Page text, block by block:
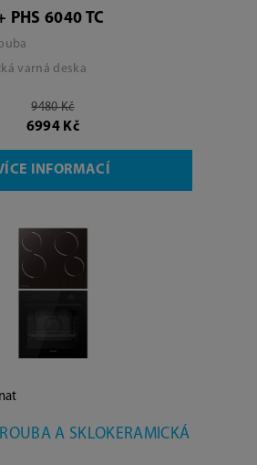
PHS 6040 TC
varná deska
9480 Kč
6994 Kč
INFORMACÍ
A SKLOKERAMICKÁ